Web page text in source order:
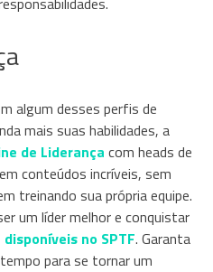
algum desses perfis de
mais suas habilidades, a
de Liderança com heads de
conteúdos incríveis, sem
treinando sua própria equipe.
um líder melhor e conquistar
no SPTF. Garanta
para se tornar um